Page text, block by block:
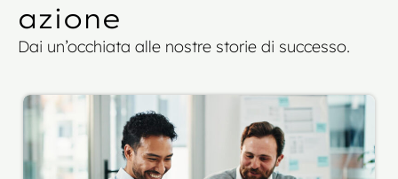
azione
Dai un’occhiata alle nostre storie di successo.